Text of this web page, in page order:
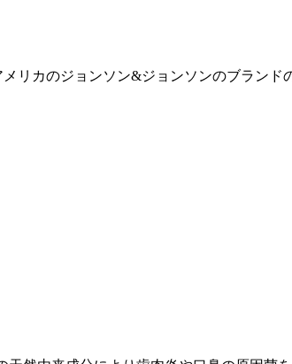
リカのジョンソン&ジョンソンのブランド